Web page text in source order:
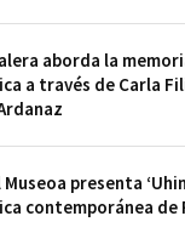
aborda la
a través de Carla
Museoa presenta
contemporánea de